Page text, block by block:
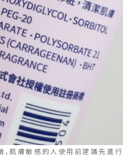
肌膚敏感的人使用前建議先進